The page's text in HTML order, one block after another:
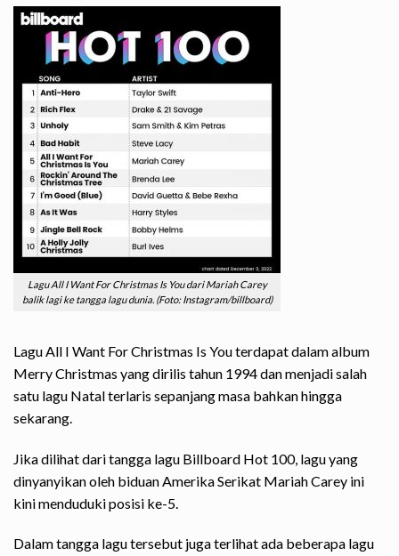
Lagu All I Want For Christmas Is You dari Mariah Carey
balik lagi ke tangga lagu dunia. (Foto: Instagram/billboard)
Lagu All I Want For Christmas Is You terdapat dalam album
Merry Christmas yang dirilis tahun 1994 dan menjadi salah
satu lagu Natal terlaris sepanjang masa bahkan hingga
sekarang.
Jika dilihat dari tangga lagu Billboard Hot 100, lagu yang
dinyanyikan oleh biduan Amerika Serikat Mariah Carey ini
kini menduduki posisi ke-5.
Dalam tangga lagu tersebut juga terlihat ada beberapa lagu